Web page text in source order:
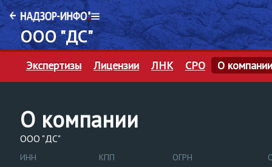
ООО "ДС"
Экспертизы Лицензии ЛНК СРО О компании
О компании
ООО "ДС"
ИНН КПП ОГРН